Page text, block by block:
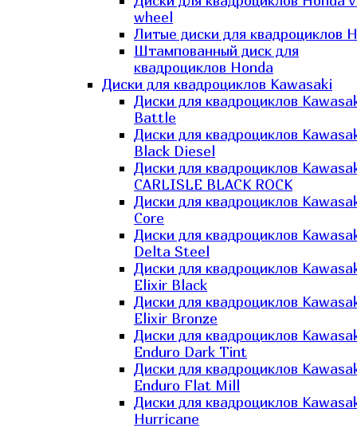
wheel
Литые диски для квадроциклов
Штампованный диск для
квадроциклов Honda
Диски для квадроциклов Kawasaki
Диски для квадроциклов
Battle
Диски для квадроциклов
Black Diesel
Диски для квадроциклов
CARLISLE BLACK ROCK
Диски для квадроциклов
Core
Диски для квадроциклов
Delta Steel
Диски для квадроциклов
Elixir Black
Диски для квадроциклов
Elixir Bronze
Диски для квадроциклов
Enduro Dark Tint
Диски для квадроциклов
Enduro Flat Mill
Диски для квадроциклов
Hurricane